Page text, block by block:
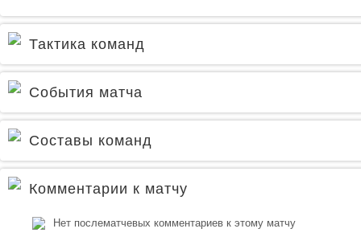
Тактика команд
События матча
Составы команд
Комментарии к матчу
Нет послематчевых комментариев к этому матчу